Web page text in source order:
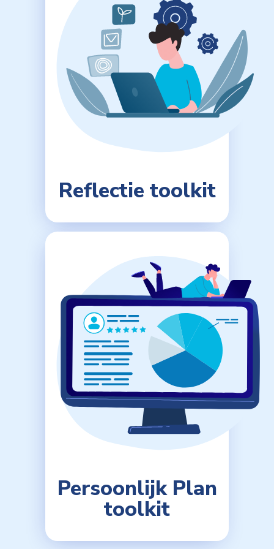
Reflectie toolkit
Persoonlijk Plan
toolkit